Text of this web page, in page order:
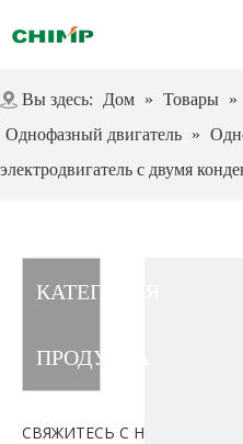
Вы здесь: Дом » Товары »
Однофазный двигатель »
электродвигатель с двумя
КАТЕГОРИЯ
ПРОДУКТА
СВЯЖИТЕСЬ С НАМИ